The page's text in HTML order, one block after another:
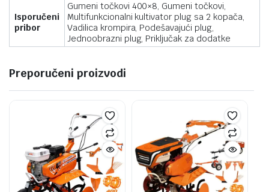
Isporučeni
pribor
Gumeni točkovi 400×8, Gumeni točkovi,
Multifunkcionalni kultivator plug sa 2 kopača,
Vadilica krompira, Podešavajući plug,
Jednoobrazni plug, Priključak za dodatke
Preporučeni proizvodi